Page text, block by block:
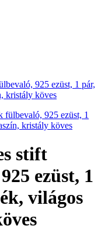
925 ezüst, 1 pár,
kristály köves
stift
ezüst, 1
világos